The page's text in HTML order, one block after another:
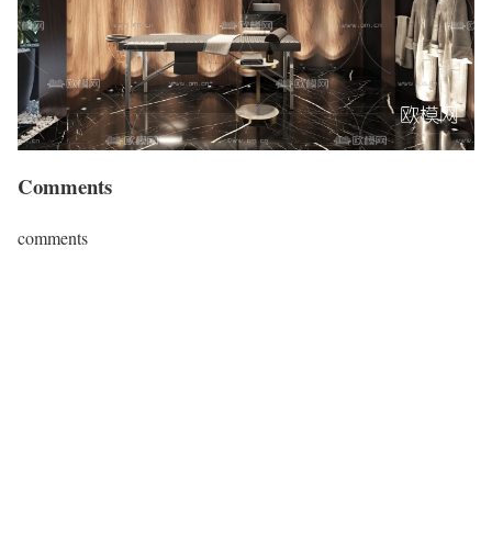
Comments
comments